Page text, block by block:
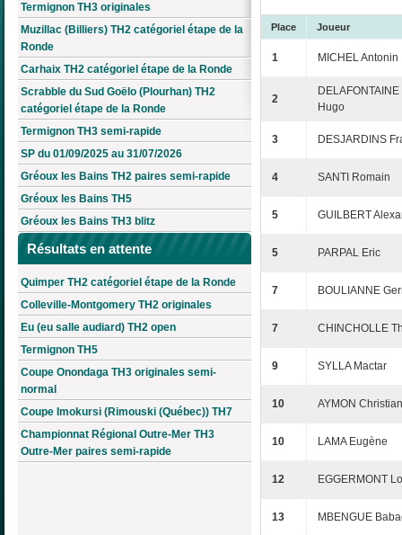
Termignon TH3 originales
Muzillac (Billiers) TH2 catégoriel étape de la
Ronde
Carhaix TH2 catégoriel étape de la Ronde
Scrabble du Sud Goëlo (Plourhan) TH2
catégoriel étape de la Ronde
Termignon TH3 semi-rapide
SP du 01/09/2025 au 31/07/2026
Gréoux les Bains TH2 paires semi-rapide
Gréoux les Bains TH5
Gréoux les Bains TH3 blitz
Résultats en attente
Quimper TH2 catégoriel étape de la Ronde
Colleville-Montgomery TH2 originales
Eu (eu salle audiard) TH2 open
Termignon TH5
Coupe Onondaga TH3 originales semi-
normal
Coupe Imokursi (Rimouski (Québec)) TH7
Championnat Régional Outre-Mer TH3
Outre-Mer paires semi-rapide
Place Joueur
1 MICHEL Antonin
2
DELAFONTAINE
Hugo
3 DESJARDINS
4 SANTI Romain
5 GUILBERT
5 PARPAL Eric
7 BOULIANNE
7 CHINCHOLLE
9 SYLLA Mactar
10 AYMON
10 LAMA Eugène
12 EGGERMONT
13 MBENGUE